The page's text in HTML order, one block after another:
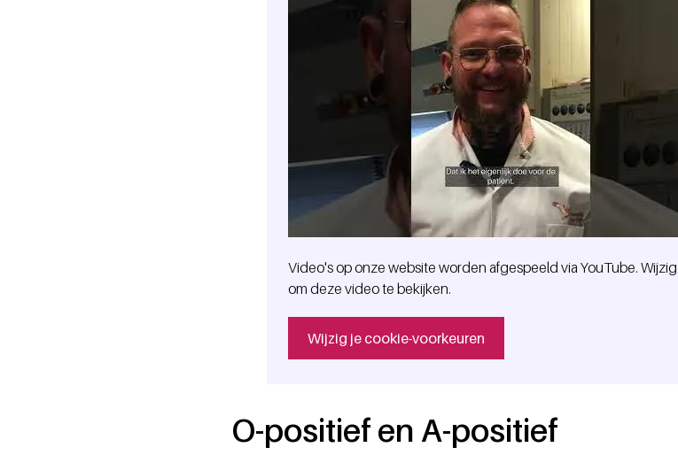
Video's op onze website worden afgespeeld via YouTube.
om deze video te bekijken.
Wijzig je cookie-voorkeuren
O-positief en A-positief